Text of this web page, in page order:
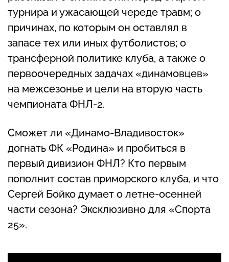
турнира и ужасающей череде травм; о
причинах, по которым он оставлял в
запасе тех или иных футболистов; о
трансферной политике клуба, а также о
первоочередных задачах «динамовцев»
на межсезонье и цели на вторую часть
чемпионата ФНЛ-2.
Сможет ли «Динамо-Владивосток»
догнать ФК «Родина» и пробиться в
первый дивизион ФНЛ? Кто первым
пополнит состав приморского клуба, и что
Сергей Бойко думает о летне-осенней
части сезона? Эксклюзивно для «Спорта
25».